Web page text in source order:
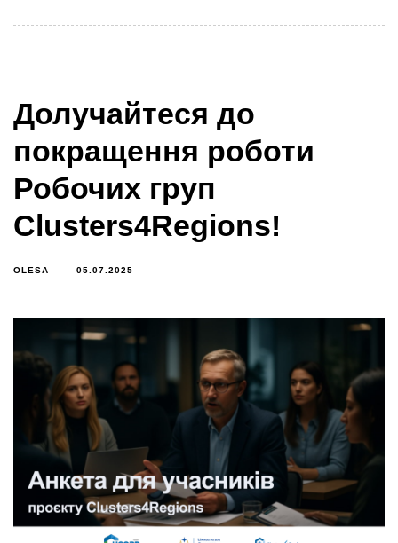
Долучайтеся до
покращення роботи
Робочих груп
Clusters4Regions!
OLESA 05.07.2025